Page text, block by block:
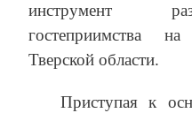
инструмент
гостеприимства
Тверской области.
Приступая к